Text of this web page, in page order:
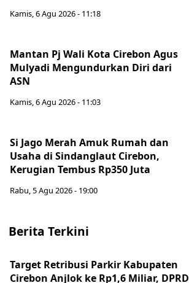
Kamis, 6 Agu 2026 - 11:18
Mantan Pj Wali Kota Cirebon Agus
Mulyadi Mengundurkan Diri dari
ASN
Kamis, 6 Agu 2026 - 11:03
Si Jago Merah Amuk Rumah dan
Usaha di Sindanglaut Cirebon,
Kerugian Tembus Rp350 Juta
Rabu, 5 Agu 2026 - 19:00
Berita Terkini
Target Retribusi Parkir Kabupaten
Cirebon Anjlok ke Rp1,6 Miliar, DPRD